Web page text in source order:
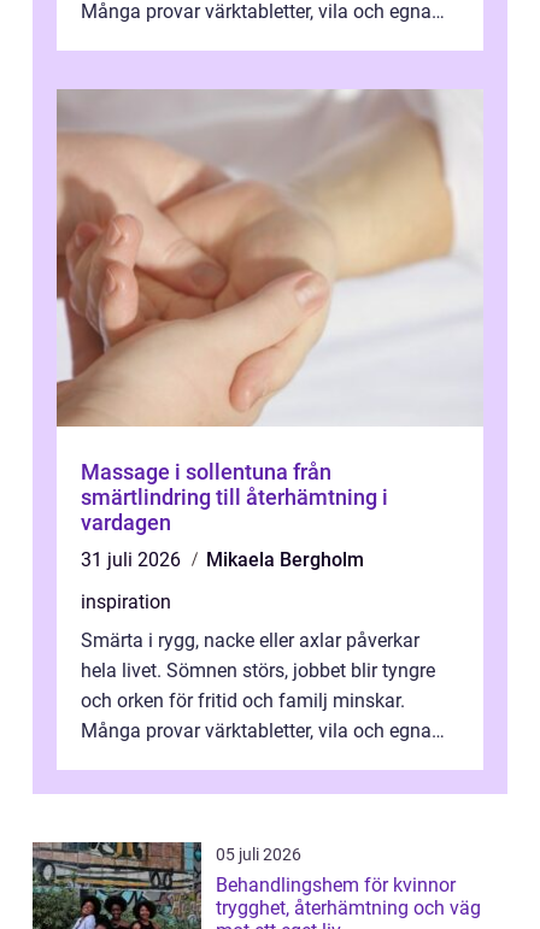
Många provar värktabletter, vila och egna
Massage i sollentuna från
smärtlindring till återhämtning i
vardagen
31 juli 2026
Mikaela Bergholm
inspiration
Smärta i rygg, nacke eller axlar påverkar
hela livet. Sömnen störs, jobbet blir tyngre
och orken för fritid och familj minskar.
Många provar värktabletter, vila och egna
05 juli 2026
Behandlingshem för kvinnor
trygghet, återhämtning och väg